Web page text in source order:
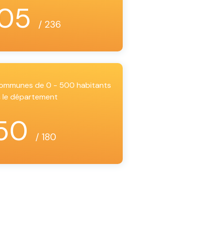
/ 236
de 0 - 500 habitants
le département
/ 180